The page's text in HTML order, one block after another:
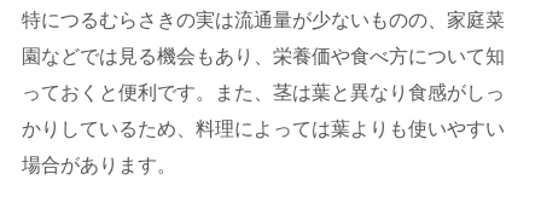
特につるむらさきの実は流通量が少ないものの、家庭菜
園などでは見る機会もあり、栄養価や食べ方について知
っておくと便利です。また、茎は葉と異なり食感がしっ
かりしているため、料理によっては葉よりも使いやすい
場合があります。